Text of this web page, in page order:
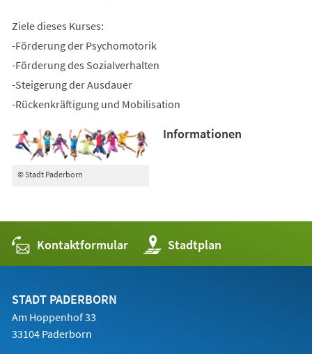
Ziele dieses Kurses:
-Förderung der Psychomotorik
-Förderung des Sozialverhalten
-Steigerung der Ausdauer
-Rückenkräftigung und Mobilisation
© Stadt Paderborn
Informationen
Kontaktformular Stadtplan
(Öffnet
in
einem
STADT PADERBORN
Am Hoppenhof 33
33104 Paderborn